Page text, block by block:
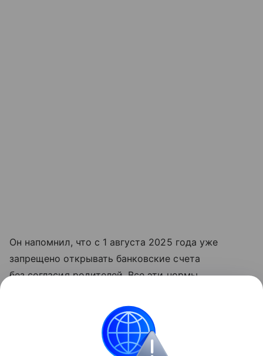
Он напомнил, что с 1 августа 2025 года уже
запрещено открывать банковские счета
без согласия родителей. Все эти нормы
мошенников и вовлечения их в преступную
деятельность, подчеркнул спикер ГД.